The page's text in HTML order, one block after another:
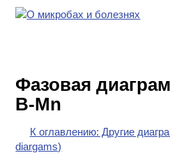
ХИМИЧЕСКАЯ
ПОСУДА
ВРЕДНЫЕ
ФАКТОРЫ
Фазовая
B-Mn
К оглавлению: Другие
diargams)